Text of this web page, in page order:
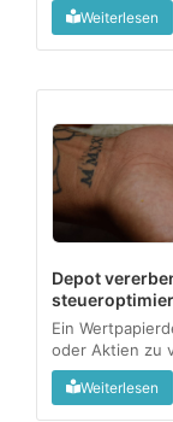
sich das
Weiterlesen
Depot
Ein
oder Aktien zu
Meldepflichten
nächste
Weiterlesen